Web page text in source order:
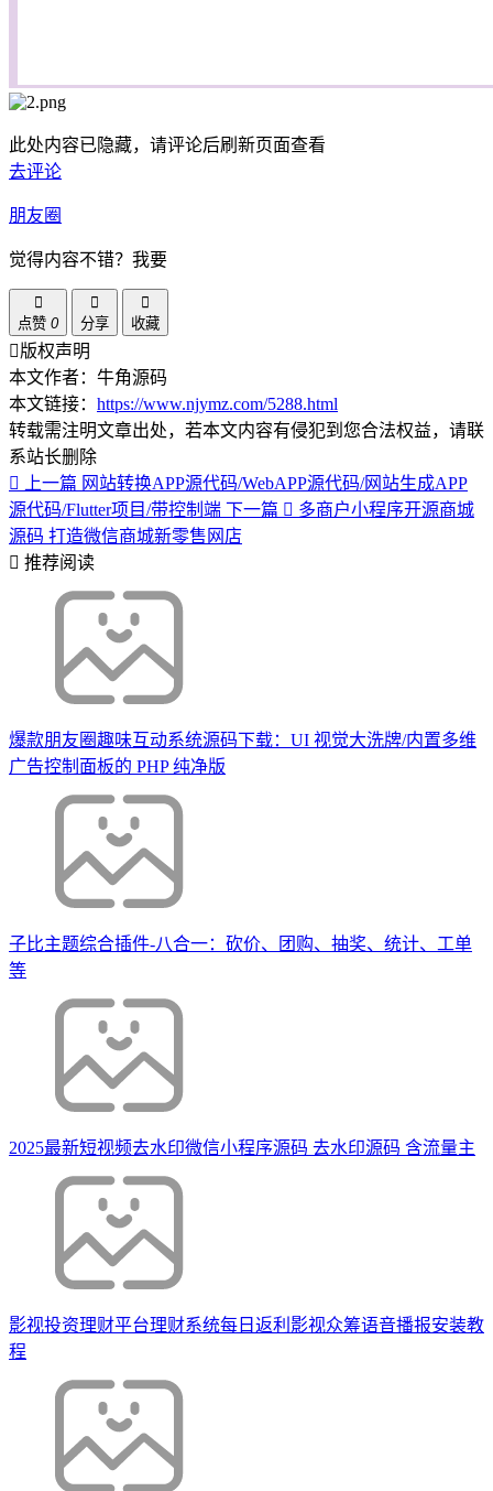
此处内容已隐藏，请评论后刷新页面查看
去评论
朋友圈
觉得内容不错？我要
点赞 0 分享 收藏
版权声明
本文作者：牛角源码
本文链接： https://www.njymz.com/5288.html
转载需注明文章出处，若本文内容有侵犯到您合法权益，请联
系站长删除
上一篇 网站转换APP源代码/WebAPP源代码/网站生成APP
源代码/Flutter项目/带控制端 下一篇
多商户小程序开源商城
源码 打造微信商城新零售网店
推荐阅读
爆款朋友圈趣味互动系统源码下载：UI 视觉大洗牌/内置多维
广告控制面板的 PHP 纯净版
子比主题综合插件-八合一：砍价、团购、抽奖、统计、工单
等
2025最新短视频去水印微信小程序源码 去水印源码 含流量主
影视投资理财平台理财系统每日返利影视众筹语音播报安装教
程